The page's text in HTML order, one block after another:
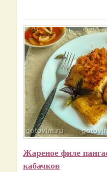
Жареное филе
кабачков